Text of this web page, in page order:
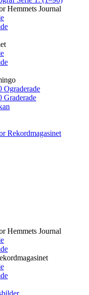
Hemmets Journal
Ograderade
Graderade
Rekordmagasinet
Hemmets Journal